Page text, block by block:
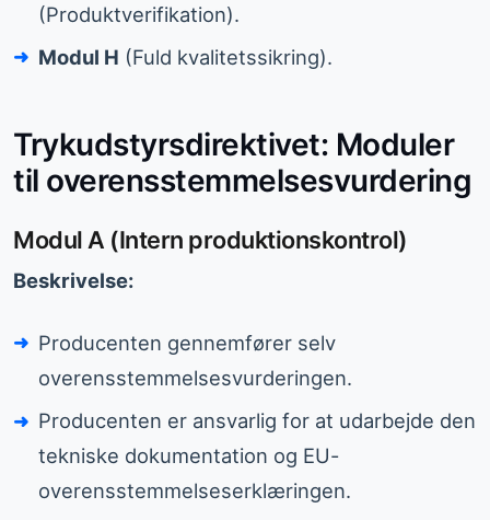
(Produktverifikation).
Modul H (Fuld kvalitetssikring).
Trykudstyrsdirektivet: Moduler
til overensstemmelsesvurdering
Modul A (Intern produktionskontrol)
Beskrivelse:
Producenten gennemfører selv
overensstemmelsesvurderingen.
Producenten er ansvarlig for at udarbejde den
tekniske dokumentation og EU-
overensstemmelseserklæringen.